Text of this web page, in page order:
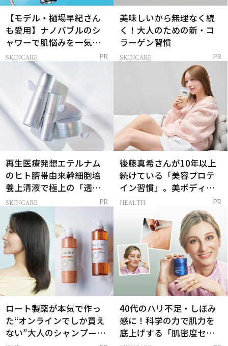
【モデル・樋場早紀さん
も愛用】ナノバブルのシ
ャワーで肌悩みを一気に
解決
SKINCARE PR
美味しいから無理なく続
く！大人のための新・コ
ラーゲン習慣
SKINCARE PR
再生医療発想エテルナム
のヒト臍帯由来幹細胞培
養上清液で極上の「透明
感ハリ肌」へ
SKINCARE PR
後藤真希さんが10年以上
続けている「美容プロテ
イン習慣」。美ボディを
支える朝ルーティンと
HEALTH PR
ロート製薬が本気で作っ
た“オンラインでしか買え
ない”大人のシャンプー＆
40代のハリ不足・しぼみ
感に！科学の力で肌力を
底上げする「肌密度セラ